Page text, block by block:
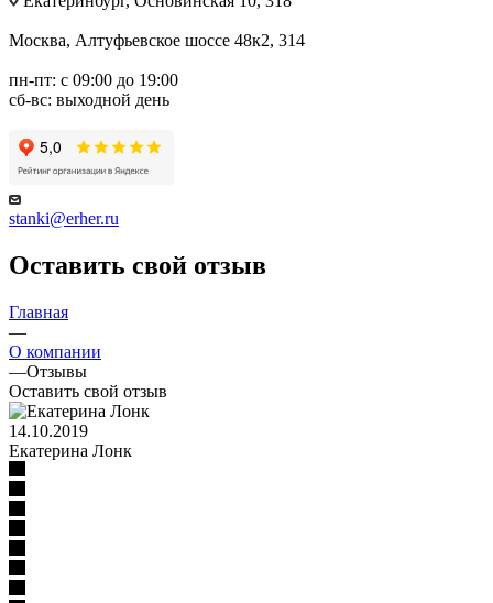
Москва, Алтуфьевское шоссе 48к2, 314
пн-пт: с 09:00 до 19:00
сб-вс: выходной день
stanki@erher.ru
Оставить свой отзыв
Главная
—
О компании
—Отзывы
Оставить свой отзыв
14.10.2019
Екатерина Лонк